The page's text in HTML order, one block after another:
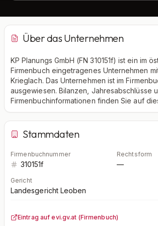
Über das Unternehmen
KP Planungs GmbH (FN 310151f) ist ein im
Firmenbuch eingetragenes Unternehmen
Krieglach. Das Unternehmen ist im
ausgewiesen. Bilanzen, Jahresabschlüsse
Firmenbuchinformationen finden Sie auf
Stammdaten
Firmenbuchnummer
310151f
Rechtsform
—
Gericht
Landesgericht Leoben
Eintrag auf evi.gv.at (Firmenbuch)